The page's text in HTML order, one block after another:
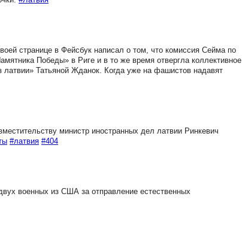
странице в Фейсбук написал о том, что комиссия Сейма по
Победы» в Риге и в то же время отвергла коллективное
латвии» Татьяной Жданок. Когда уже на фашистов надавят
министр иностранных дел латвии Ринкевич
#латвия #404
военных из США за отправление естественных